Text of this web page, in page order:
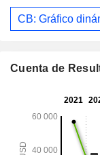
CB: Gráfico
Cuenta de